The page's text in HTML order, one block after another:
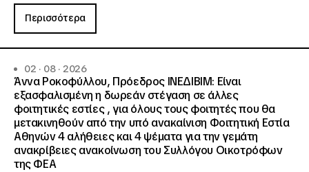
Περισσότερα
02 · 08 · 2026
Άννα Ροκοφύλλου, Πρόεδρος ΙΝΕΔΙΒΙΜ: Είναι
εξασφαλισμένη η δωρεάν στέγαση σε άλλες
φοιτητικές εστίες , για όλους τους φοιτητές που θα
μετακινηθούν από την υπό ανακαίνιση Φοιτητική Εστία
Αθηνών 4 αλήθειες και 4 ψέματα για την γεμάτη
ανακρίβειες ανακοίνωση του Συλλόγου Οικοτρόφων
της ΦΕΑ